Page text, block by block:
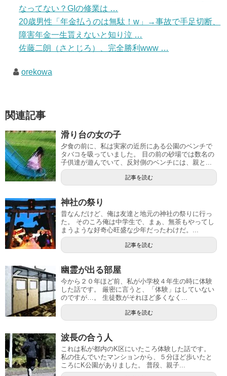
なってない？GIの修業は …
20歳男性「年金払うのは無駄！w」→事故で手足切断、
障害年金一生貰えないと知り泣 …
佐藤二朗（さとじろ）、完全勝利www …
orekowa
関連記事
滑り台の女の子
夕食の前に、私は実家の近所にある公園のベンチで
タバコを吸っていました。 目の前の砂場では数名の
子供達が遊んでいて、反対側のベンチには、親と...
記事を読む
神社の祭り
昔なんだけど、俺は友達と地元の神社の祭りに行っ
た。 そのころ俺は中学生で、まぁ、無茶もやってし
まうような好奇心旺盛な少年だったわけだ。...
記事を読む
幽霊が出る部屋
今から２０年ほど前、私が小学校４年生の時に体験
した話です。 厳密に言うと、「体験」はしていない
のですが…。 生徒数がそれほど多くなく...
記事を読む
波長の合う人
これは私が都内のK区にいたころ体験した話です。
私の住んでいたマンションから、５分ほど歩いたと
ころにK公園がありました。 普段、親子...